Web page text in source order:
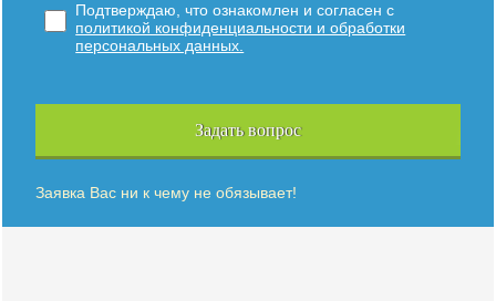
Подтверждаю, что ознакомлен и согласен с
политикой конфиденциальности и обработки
персональных данных.
Задать вопрос
Заявка Вас ни к чему не обязывает!